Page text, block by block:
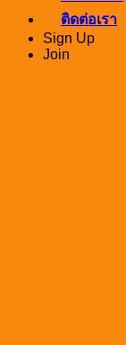
ติดต่อเรา
Sign Up
Join